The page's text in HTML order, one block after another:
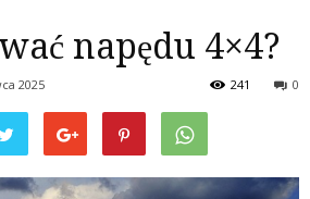
napędu 4×4?
2025 0
241